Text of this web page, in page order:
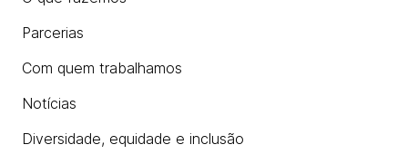
Parcerias
Com quem trabalhamos
Notícias
Diversidade, equidade e inclusão